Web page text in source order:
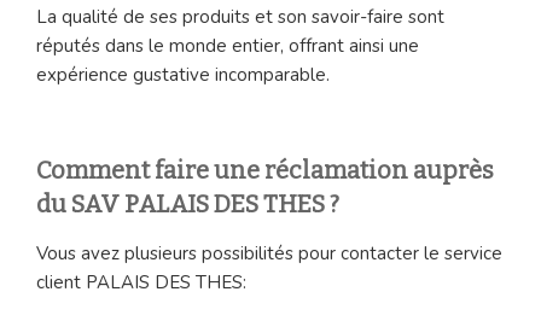
La qualité de ses produits et son savoir-faire sont
réputés dans le monde entier, offrant ainsi une
expérience gustative incomparable.
Comment faire une réclamation auprès
du SAV PALAIS DES THES ?
Vous avez plusieurs possibilités pour contacter le service
client PALAIS DES THES: